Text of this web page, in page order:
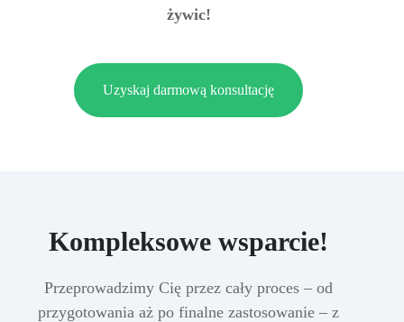
żywic!
Uzyskaj darmową konsultację
Kompleksowe wsparcie!
Przeprowadzimy Cię przez cały proces – od
przygotowania aż po finalne zastosowanie – z